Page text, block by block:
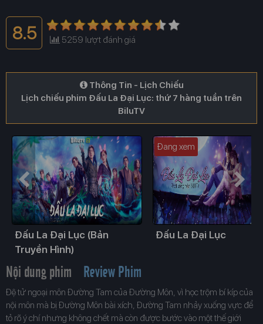
8.5 5259 lượt đánh giá
Thông Tin - Lịch Chiếu
Lịch chiếu phim Đấu La Đại Lục: thứ 7 hàng tuần trên
BiluTV
Đấu La Đại Lục (Bản
Truyền Hình)
Đang xem
Đấu La Đại Lục
Nội dung phim Review Phim
Đệ tử ngoại môn Đường Tam của Đường Môn, vì học trộm bí kíp của
nội môn mà bị Đường Môn bài xích, Đường Tam nhảy xuống vực để
tỏ rõ ý chí nhưng không chết mà còn được bước vào một thế giới